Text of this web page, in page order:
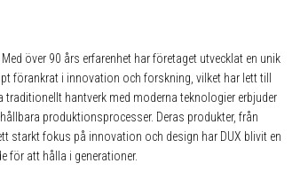
över 90 års erfarenhet har företaget utvecklat en unik
förankrat i innovation och forskning, vilket har lett till
hantverk med moderna teknologier erbjuder
produktionsprocesser. Deras produkter, från
starkt fokus på innovation och design har DUX blivit en
för att hålla i generationer.